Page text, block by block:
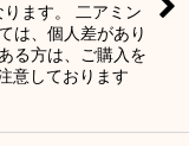
ます。 二アミン
は、個人差があり
る方は、ご購入を
意しております